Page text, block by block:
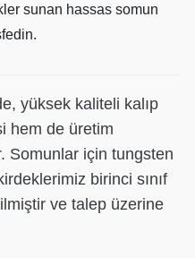
sunan hassas somun
yüksek kaliteli kalıp
hem de üretim
Somunlar için tungsten
birinci sınıf
ve talep üzerine